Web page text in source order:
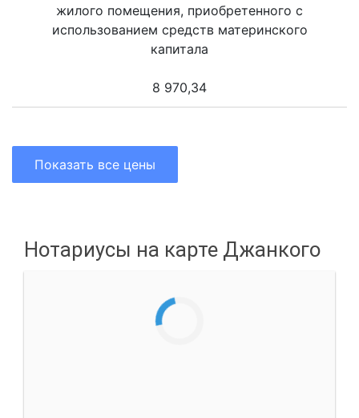
жилого помещения, приобретенного с
использованием средств материнского
капитала
8 970,34
Показать все цены
Нотариусы на карте Джанкого